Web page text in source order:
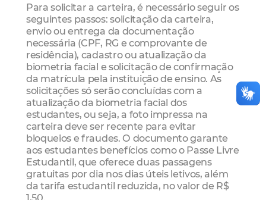
Para solicitar a carteira, é necessário seguir os
seguintes passos: solicitação da carteira,
envio ou entrega da documentação
necessária (CPF, RG e comprovante de
residência), cadastro ou atualização da
biometria facial e solicitação de confirmação
da matrícula pela instituição de ensino. As
solicitações só serão concluídas com a
atualização da biometria facial dos
estudantes, ou seja, a foto impressa na
carteira deve ser recente para evitar
bloqueios e fraudes. O documento garante
aos estudantes benefícios como o Passe Livre
Estudantil, que oferece duas passagens
gratuitas por dia nos dias úteis letivos, além
da tarifa estudantil reduzida, no valor de R$
1,50.